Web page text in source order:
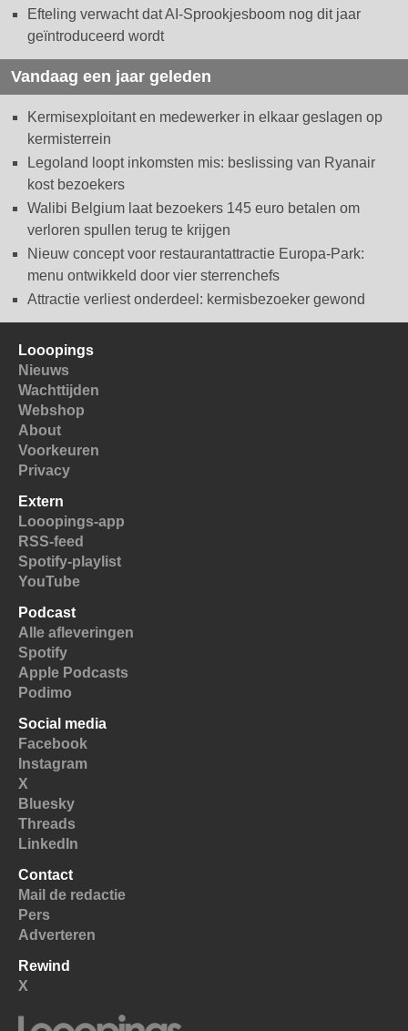
Efteling verwacht dat AI-Sprookjesboom nog dit jaar
geïntroduceerd wordt
Vandaag een jaar geleden
Kermisexploitant en medewerker in elkaar geslagen op
kermisterrein
Legoland loopt inkomsten mis: beslissing van Ryanair
kost bezoekers
Walibi Belgium laat bezoekers 145 euro betalen om
verloren spullen terug te krijgen
Nieuw concept voor restaurantattractie Europa-Park:
menu ontwikkeld door vier sterrenchefs
Attractie verliest onderdeel: kermisbezoeker gewond
Looopings
Nieuws
Wachttijden
Webshop
About
Voorkeuren
Privacy
Extern
Looopings-app
RSS-feed
Spotify-playlist
YouTube
Podcast
Alle afleveringen
Spotify
Apple Podcasts
Podimo
Social media
Facebook
Instagram
X
Bluesky
Threads
LinkedIn
Contact
Mail de redactie
Pers
Adverteren
Rewind
X